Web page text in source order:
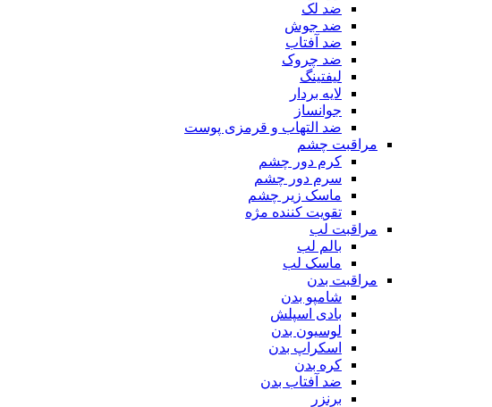
ضد لک
ضد جوش
ضد آفتاب
ضد چروک
لیفتینگ
لایه بردار
جوانساز
ضد التهاب و قرمزی پوست
مراقبت چشم
کرم دور چشم
سرم دور چشم
ماسک زیر چشم
تقویت کننده مژه
مراقبت لب
بالم لب
ماسک لب
مراقبت بدن
شامپو بدن
بادی اسپلش
لوسیون بدن
اسکراپ بدن
کره بدن
ضد آفتاب بدن
برنزر